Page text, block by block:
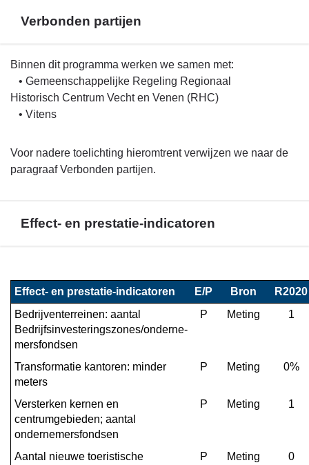
Verbonden partijen
Terug
naar
navigatie
Samenleving
Binnen dit programma werken we samen met:
• Gemeenschappelijke Regeling Regionaal
Historisch Centrum Vecht en Venen (RHC)
• Vitens
Voor nadere toelichting hieromtrent verwijzen we naar de
paragraaf Verbonden partijen.
Effect- en prestatie-indicatoren
naar
Programma
Samenleving
Effect-
prestatie-
Effect- en prestatie-indicatoren E/P Bron
R2020
Bedrijventerreinen: aantal
Bedrijfsinvesteringszones/onderne-
mersfondsen
P Meting 1
Transformatie kantoren: minder
meters
P Meting 0%
Versterken kernen en
centrumgebieden; aantal
ondernemersfondsen
P Meting 1
Aantal nieuwe toeristische
P Meting 0